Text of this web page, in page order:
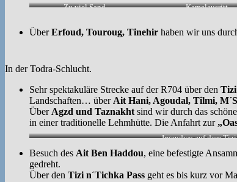
Zu viel Sand… Kamelausritt.
ÜberErfoud, Touroug, Tinehir haben wir uns
In der Todra-Schlucht.
Sehr spektakuläre Strecke auf der R704 über den Tizi
Landschaften… über Ait Hani, Agoudal, Tilmi,
Über Agzd und Taznakht sind wir durch das schöne
in einer traditionelle Lehmhütte. Die Anfahrt zur
Irgendwo auf dem Tizi
Besuch des Ait Ben Haddou, eine befestigte
gedreht.
Über den Tizi n´Tichka Pass geht es bis kurz vor